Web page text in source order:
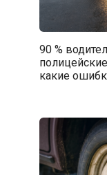
90 %
какие